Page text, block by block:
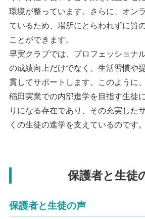
環境が整っています。さらに、オン
ているため、場所にとらわれずに質
ことができます。
早実クラブでは、プロフェッショナ
の成績向上だけでなく、生活習慣や
貫してサポートします。このように
稲田実業での内部進学を目指す生徒
りになる存在であり、その充実した
くの生徒の進学を支えているのです。
保護者と生徒
保護者と生徒の声